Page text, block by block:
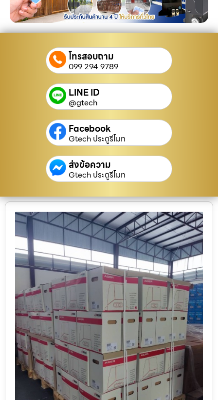
โทรสอบถาม
099 294 9789
LINE ID
@gtech
Facebook
Gtech ประตูรีโมท
ส่งข้อความ
Gtech ประตูรีโมท